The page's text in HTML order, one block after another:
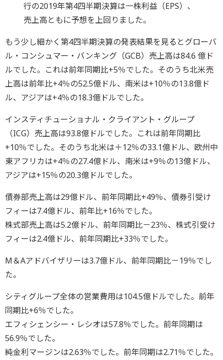
行の2019年第4四半期決算は一株利益（EPS）、
売上高ともに予想を上回りました。
もう少し細かく第4四半期決算の発表結果を見るとグローバ
ル・コンシュマー・バンキング（GCB）売上高は84.6 億ド
ルでした。これは前年同期比+5％でした。そのうち北米売
上高は前年比+4％の52.5億ドル、南米は+10％の13.8億ド
ル、アジアは+4％の18.3億ドルでした。
インスティチューショナル・クライアント・グループ
（ICG）売上高は93.8億ドルでした。これは前年同期比
+10％でした。そのうち北米は＋12％の33.1億ドル、欧州中
東アフリカは+4％の27.4億ドル、南米は+9％の13億ドル、
アジアは+15％の20.3億ドルでした。
債券部売上高は29億ドル、前年同期比+49％、債券引受け
フィーは7.4億ドル、前年比+16％でした。
株式部売上高は5.2億ドル、前年同期比－23％、株式引受け
フィーは2.4億ドル、前年同期比+33％でした。
M＆Aアドバイザリーは3.7億ドル、前年同期比－19％でし
た。
シティグループ全体の営業費用は104.5億ドルでした。前年
同期比+6％でした。
エフィシェンシー・レシオは57.8％でした。前年同期は
56.9％でした。
純金利マージンは2.63％でした。前年同期は2.71％でした。